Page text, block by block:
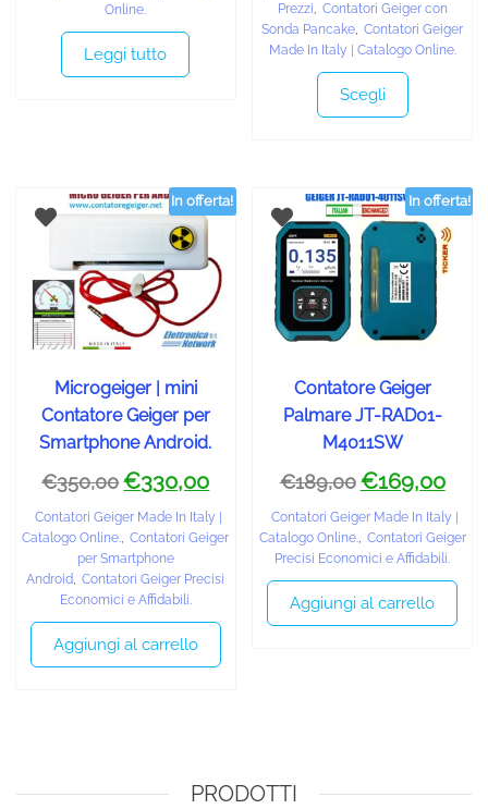
Online.
Leggi tutto
Prezzi, Contatori Geiger con
Sonda Pancake, Contatori Geiger
Made In Italy | Catalogo Online.
Scegli
In offerta!
Microgeiger | mini
Contatore Geiger per
Smartphone Android.
€350,00€330,00
Contatori Geiger Made In Italy |
Catalogo Online., Contatori Geiger
per Smartphone
Android, Contatori Geiger Precisi
Economici e Affidabili.
Aggiungi al carrello
In offerta!
Contatore Geiger
Palmare JT-RAD01-
M4011SW
€189,00 €169,00
Contatori Geiger Made In Italy |
Catalogo Online., Contatori Geiger
Precisi Economici e Affidabili.
Aggiungi al carrello
PRODOTTI